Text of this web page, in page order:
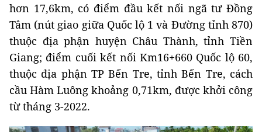
hơn 17,6km, có điểm đầu kết nối ngã tư Đồng
Tâm (nút giao giữa Quốc lộ 1 và Đường tỉnh 870)
thuộc địa phận huyện Châu Thành, tỉnh Tiền
Giang; điểm cuối kết nối Km16+660 Quốc lộ 60,
thuộc địa phận TP Bến Tre, tỉnh Bến Tre, cách
cầu Hàm Luông khoảng 0,71km, được khởi công
từ tháng 3-2022.